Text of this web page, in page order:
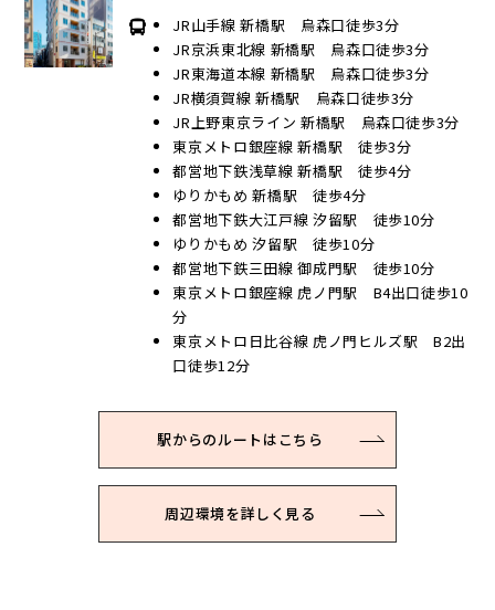
JR山手線 新橋駅 烏森口徒歩3分
JR京浜東北線 新橋駅 烏森口徒歩3分
JR東海道本線 新橋駅 烏森口徒歩3分
JR横須賀線 新橋駅 烏森口徒歩3分
JR上野東京ライン 新橋駅 烏森口徒歩3分
東京メトロ銀座線 新橋駅 徒歩3分
都営地下鉄浅草線 新橋駅 徒歩4分
ゆりかもめ 新橋駅 徒歩4分
都営地下鉄大江戸線 汐留駅 徒歩10分
ゆりかもめ 汐留駅 徒歩10分
都営地下鉄三田線 御成門駅 徒歩10分
東京メトロ銀座線 虎ノ門駅 B4出口徒歩10
分
東京メトロ日比谷線 虎ノ門ヒルズ駅 B2出
口徒歩12分
駅からのルートはこちら
周辺環境を詳しく見る